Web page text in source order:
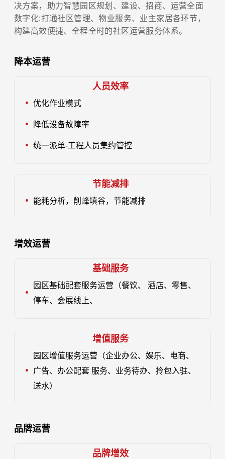
决方案，助力智慧园区规划、建设、招商、运营全面
数字化;打通社区管理、物业服务、业主家居各环节，
构建高效便捷、全程全时的社区运营服务体系。
降本运营
人员效率
优化作业模式
降低设备故障率
统一派单-工程人员集约管控
节能减排
能耗分析，削峰填谷，节能减排
增效运营
基础服务
园区基础配套服务运营（餐饮、 酒店、零售、
停车、会展线上、
增值服务
园区增值服务运营（企业办公、娱乐、电商、
广告、办公配套 服务、业务待办、拎包入驻、
送水）
品牌运营
品牌增效